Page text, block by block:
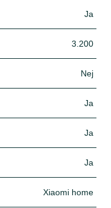
Ja
3.200
Nej
Ja
Ja
Ja
Xiaomi home